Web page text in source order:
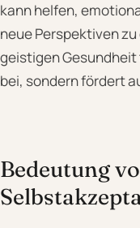
kann helfen,
neue Perspektiven
geistigen
bei, sondern fördert
Bedeutung